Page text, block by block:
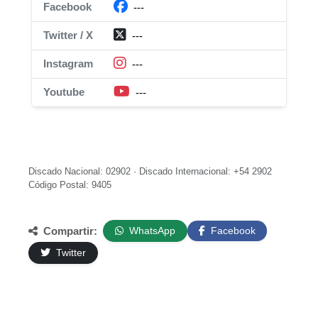
Facebook ---
Twitter / X ---
Instagram ---
Youtube ---
Discado Nacional: 02902 · Discado Internacional: +54 2902
Código Postal: 9405
Compartir: WhatsApp
Facebook
Twitter